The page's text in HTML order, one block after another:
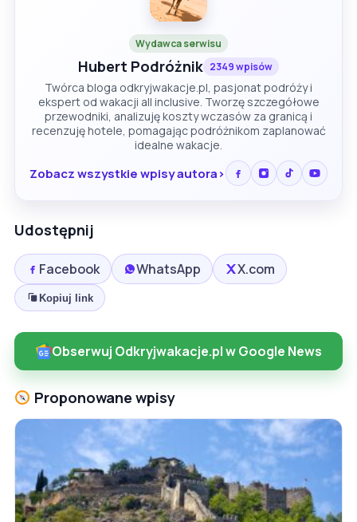
Wydawca serwisu
Hubert Podróżnik 2349 wpisów
Twórca bloga odkryjwakacje.pl, pasjonat podróży i
ekspert od wakacji all inclusive. Tworzę szczegółowe
przewodniki, analizuję koszty wczasów za granicą i
recenzuję hotele, pomagając podróżnikom zaplanować
idealne wakacje.
Zobacz wszystkie wpisy autora
Udostępnij
Facebook WhatsApp X.com
Kopiuj link
Obserwuj Odkryjwakacje.pl w Google News
Proponowane wpisy